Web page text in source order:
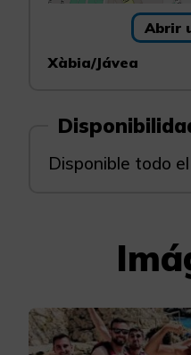
Abrir
Xàbia/Jávea
Disponible todo